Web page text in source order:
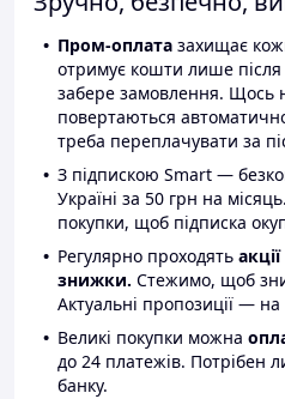
Пром-оплата захищає
отримує кошти лише після
забере замовлення. Щось
повертаються
треба переплачувати за
З підпискою Smart —
Україні за 50 грн на
покупки, щоб підписка
Регулярно проходять
знижки. Стежимо, щоб
Актуальні пропозиції — на
Великі покупки можна
до 24 платежів. Потрібен
банку.